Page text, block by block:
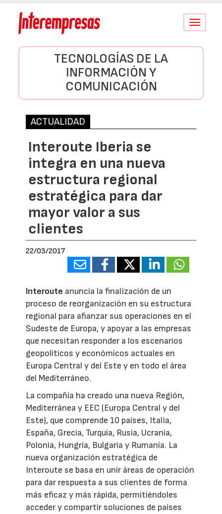
Conmutar
TECNOLOGÍAS DE LA
INFORMACIÓN Y
COMUNICACIÓN
ACTUALIDAD
Interoute Iberia se
integra en una nueva
estructura regional
estratégica para dar
mayor valor a sus
clientes
22/03/2017
Interoute anuncia la finalización de un
proceso de reorganización en su estructura
regional para afianzar sus operaciones en el
Sudeste de Europa, y apoyar a las empresas
que necesitan responder a los escenarios
geopolíticos y económicos actuales en
Europa Central y del Este y en todo el área
del Mediterráneo.
La compañía ha creado una nueva Región,
Mediterránea y EEC (Europa Central y del
Este), que comprende 10 países, Italia,
España, Grecia, Turquía, Rusia, Ucrania,
Polonia, Hungría, Bulgaria y Rumanía. La
nueva organización estratégica de
Interoute se basa en unir áreas de operación
para dar respuesta a sus clientes de forma
más eficaz y más rápida, permitiéndoles
acceder y compartir soluciones de países